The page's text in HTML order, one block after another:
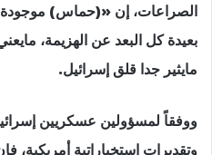
الصراعات، إن «(حماس)
بعيدة كل البعد عن الهزيمة،
مايثير جدا قلق إسرائيل.
ووفقاً لمسؤولين عسكريين
وتقديرات استخباراتية أمريكية،